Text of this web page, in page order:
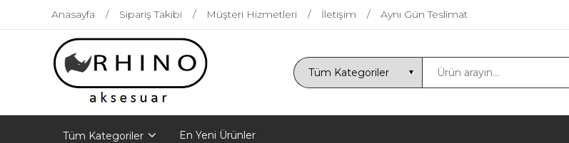
Anasayfa Sipariş Takibi Müşteri Hizmetleri İletişim Aynı Gün Teslimat
Tüm Kategoriler En Yeni Ürünler